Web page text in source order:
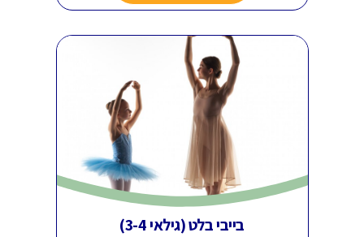
בייבי בלט (גילאי 3-4)